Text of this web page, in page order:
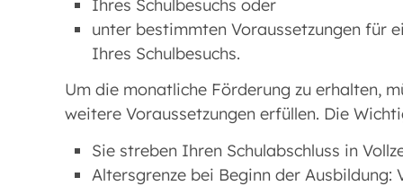
Ihres Schulbesuchs oder
unter bestimmten Voraussetzungen für
Ihres Schulbesuchs.
Um die monatliche Förderung zu erhalten,
weitere Voraussetzungen erfüllen. Die
Sie streben Ihren Schulabschluss in
Altersgrenze bei Beginn der Ausbildung: